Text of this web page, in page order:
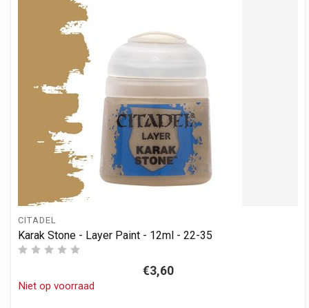
CITADEL
Karak Stone - Layer Paint - 12ml - 22-35
€3,60
Niet op voorraad